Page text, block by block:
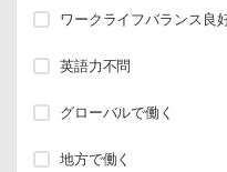
ワークライフバランス良
英語力不問
グローバルで働く
地方で働く